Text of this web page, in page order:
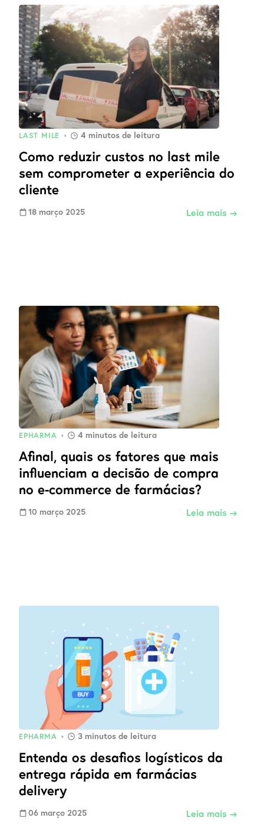
LAST MILE • 4 minutos de leitura
Como reduzir custos no last mile
sem comprometer a experiência do
cliente
18 março 2025 Leia mais →
EPHARMA • 4 minutos de leitura
Afinal, quais os fatores que mais
influenciam a decisão de compra
no e-commerce de farmácias?
10 março 2025 Leia mais →
EPHARMA • 3 minutos de leitura
Entenda os desafios logísticos da
entrega rápida em farmácias
delivery
06 março 2025 Leia mais →